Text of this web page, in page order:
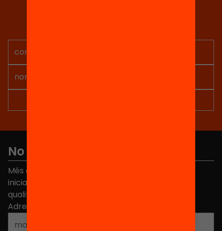
No et perdis res
Més de 40.000 persones ja han triat Equitat. Rep
iniciatives, propostes i projectes per millorar la
qualitat de l'educació a Catalunya.
Adreça electrònica